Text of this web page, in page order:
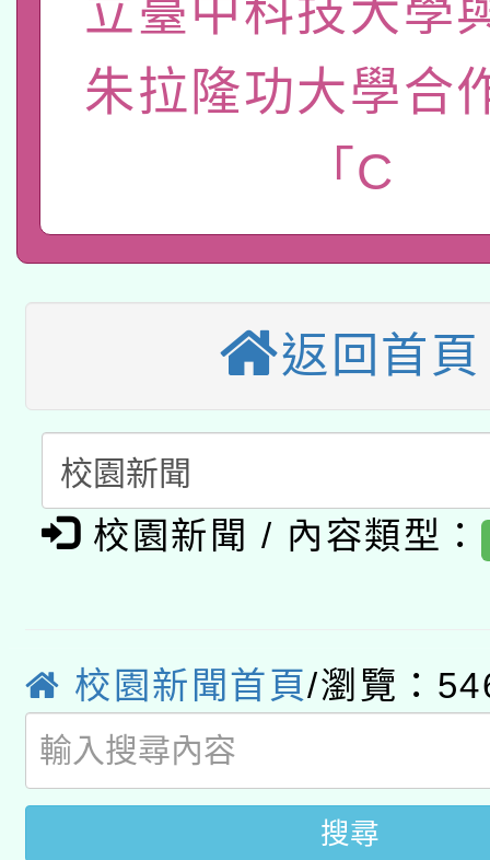
招)
本館辦理115年度閱讀
暨閱讀推動專業研習
科技賦能─人工智慧
A3數位素養講師名單
本校115學年度第1次
第3次招考甄選結果公
本校115學年度第2次
次招考甄選結果公告(
有關原住民族委員會
公告之原住民族歲時祭
一案。
兒童少年暑期犯罪預防
答一案
有關本府115年70歲以
人員健康講座「吃得安
心」，鼓勵退休同仁踴
本校115學年度第2次
招甄選結果公告(無人
適應運動共學行動站研
礎課程
A3數位素養講師名單
立臺中科技大學
朱拉隆功大學合
「C
返回首頁
校園新聞 / 內容類型：
校園新聞首頁/瀏覽：
搜尋